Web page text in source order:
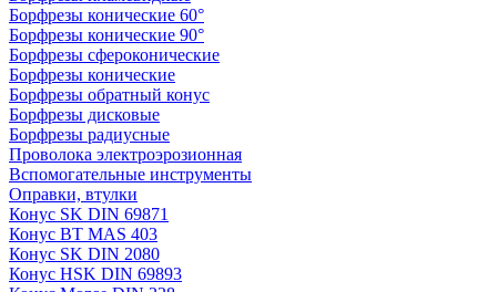
Борфрезы конические 60°
Борфрезы конические 90°
Борфрезы сфероконические
Борфрезы конические
Борфрезы обратный конус
Борфрезы дисковые
Борфрезы радиусные
Проволока электроэрозионная
Вспомогательные инструменты
Оправки, втулки
Конус SK DIN 69871
Конус BT MAS 403
Конус SK DIN 2080
Конус HSK DIN 69893